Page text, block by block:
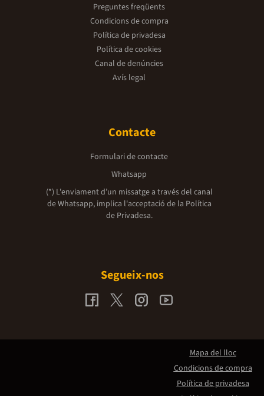
Preguntes freqüents
Condicions de compra
Política de privadesa
Política de cookies
Canal de denúncies
Avís legal
Contacte
Formulari de contacte
Whatsapp
(*) L'enviament d’un missatge a través del canal
de Whatsapp, implica l'acceptació de la Política
de Privadesa.
Segueix-nos
Mapa del lloc
Condicions de compra
Política de privadesa